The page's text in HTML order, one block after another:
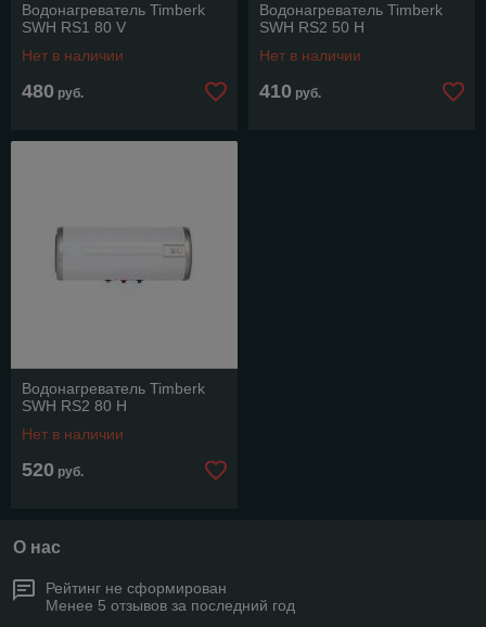
Водонагреватель Timberk
SWH RS1 80 V
Нет в наличии
480 руб.
Водонагреватель Timberk
SWH RS2 50 H
Нет в наличии
410 руб.
Водонагреватель Timberk
SWH RS2 80 H
Нет в наличии
520 руб.
О нас
Рейтинг не сформирован
Менее 5 отзывов за последний год